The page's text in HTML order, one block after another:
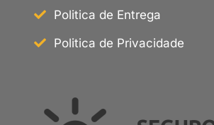
Politica de Entrega
Politica de Privacidade